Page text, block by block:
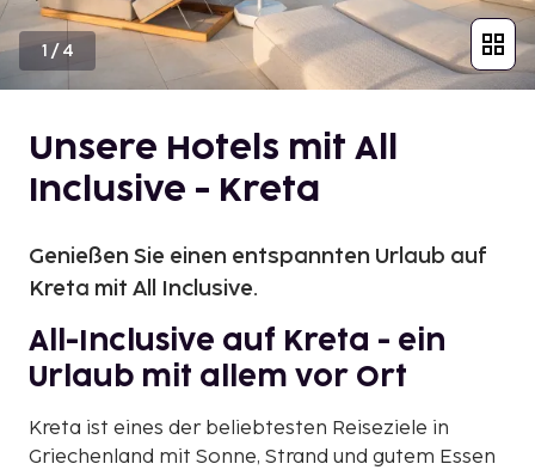
1 /4
Unsere Hotels mit All
Inclusive - Kreta
Genießen Sie einen entspannten Urlaub auf
Kreta mit All Inclusive.
All-Inclusive auf Kreta - ein
Urlaub mit allem vor Ort
Kreta ist eines der beliebtesten Reiseziele in
Griechenland mit Sonne, Strand und gutem Essen